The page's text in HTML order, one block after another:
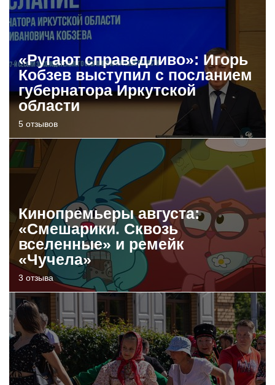
«Ругают справедливо»: Игорь
Кобзев выступил с посланием
губернатора Иркутской
области
5 отзывов
Кинопремьеры августа:
«Смешарики. Сквозь
вселенные» и ремейк
«Чучела»
3 отзыва